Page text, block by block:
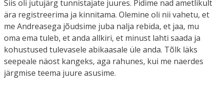
Siis oli jutujärg tunnistajate juures. Pidime nad ametlikult
ära registreerima ja kinnitama. Olemine oli nii vahetu, et
me Andreasega jõudsime juba nalja rebida, et jaa, mu
oma ema tuleb, et anda allkiri, et minust lahti saada ja
kohustused tulevasele abikaasale üle anda. Tõlk läks
seepeale näost kangeks, aga rahunes, kui me naerdes
järgmise teema juure asusime.